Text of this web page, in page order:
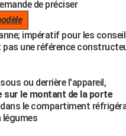
de préciser
impératif pour les
pas une référence
ou derrière l'appareil,
sur le montant de la porte
le compartiment
légumes